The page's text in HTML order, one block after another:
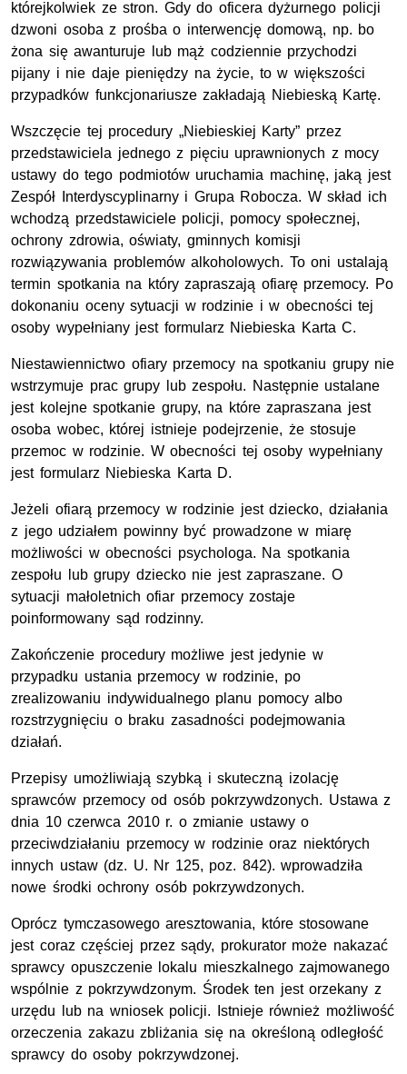
którejkolwiek ze stron. Gdy do oficera dyżurnego policji
dzwoni osoba z prośba o interwencję domową, np. bo
żona się awanturuje lub mąż codziennie przychodzi
pijany i nie daje pieniędzy na życie, to w większości
przypadków funkcjonariusze zakładają Niebieską Kartę.
Wszczęcie tej procedury „Niebieskiej Karty” przez
przedstawiciela jednego z pięciu uprawnionych z mocy
ustawy do tego podmiotów uruchamia machinę, jaką jest
Zespół Interdyscyplinarny i Grupa Robocza. W skład ich
wchodzą przedstawiciele policji, pomocy społecznej,
ochrony zdrowia, oświaty, gminnych komisji
rozwiązywania problemów alkoholowych. To oni ustalają
termin spotkania na który zapraszają ofiarę przemocy. Po
dokonaniu oceny sytuacji w rodzinie i w obecności tej
osoby wypełniany jest formularz Niebieska Karta C.
Niestawiennictwo ofiary przemocy na spotkaniu grupy nie
wstrzymuje prac grupy lub zespołu. Następnie ustalane
jest kolejne spotkanie grupy, na które zapraszana jest
osoba wobec, której istnieje podejrzenie, że stosuje
przemoc w rodzinie. W obecności tej osoby wypełniany
jest formularz Niebieska Karta D.
Jeżeli ofiarą przemocy w rodzinie jest dziecko, działania
z jego udziałem powinny być prowadzone w miarę
możliwości w obecności psychologa. Na spotkania
zespołu lub grupy dziecko nie jest zapraszane. O
sytuacji małoletnich ofiar przemocy zostaje
poinformowany sąd rodzinny.
Zakończenie procedury możliwe jest jedynie w
przypadku ustania przemocy w rodzinie, po
zrealizowaniu indywidualnego planu pomocy albo
rozstrzygnięciu o braku zasadności podejmowania
działań.
Przepisy umożliwiają szybką i skuteczną izolację
sprawców przemocy od osób pokrzywdzonych. Ustawa z
dnia 10 czerwca 2010 r. o zmianie ustawy o
przeciwdziałaniu przemocy w rodzinie oraz niektórych
innych ustaw (dz. U. Nr 125, poz. 842). wprowadziła
nowe środki ochrony osób pokrzywdzonych.
Oprócz tymczasowego aresztowania, które stosowane
jest coraz częściej przez sądy, prokurator może nakazać
sprawcy opuszczenie lokalu mieszkalnego zajmowanego
wspólnie z pokrzywdzonym. Środek ten jest orzekany z
urzędu lub na wniosek policji. Istnieje również możliwość
orzeczenia zakazu zbliżania się na określoną odległość
sprawcy do osoby pokrzywdzonej.